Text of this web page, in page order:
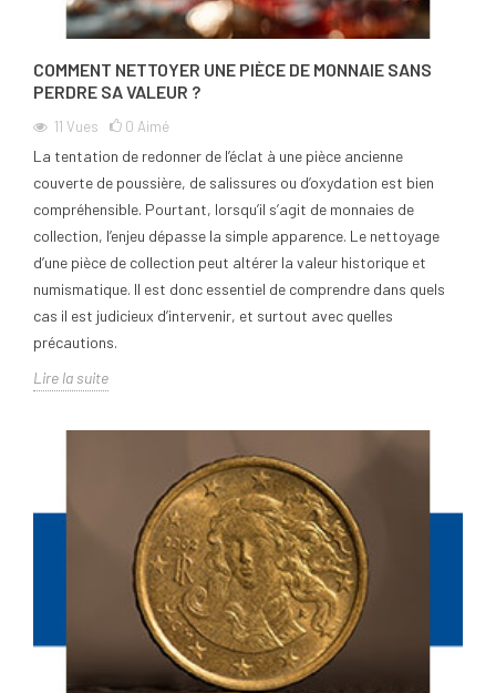
COMMENT NETTOYER UNE PIÈCE DE MONNAIE SANS
PERDRE SA VALEUR ?
11 Vues 0 Aimé
La tentation de redonner de l’éclat à une pièce ancienne
couverte de poussière, de salissures ou d’oxydation est bien
compréhensible. Pourtant, lorsqu’il s’agit de monnaies de
collection, l’enjeu dépasse la simple apparence. Le nettoyage
d’une pièce de collection peut altérer la valeur historique et
numismatique. Il est donc essentiel de comprendre dans quels
cas il est judicieux d’intervenir, et surtout avec quelles
précautions.
Lire la suite